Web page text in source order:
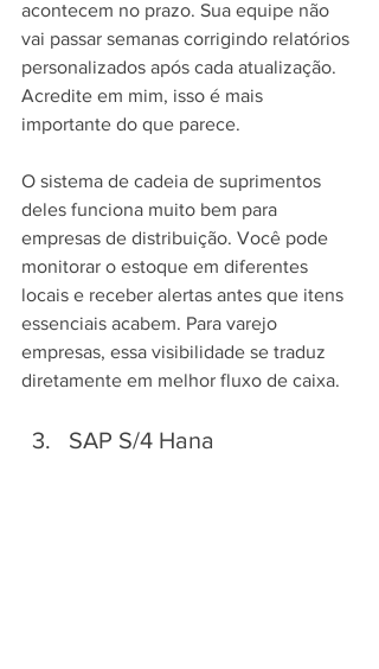
acontecem no prazo. Sua equipe não
vai passar semanas corrigindo relatórios
personalizados após cada atualização.
Acredite em mim, isso é mais
importante do que parece.
O sistema de cadeia de suprimentos
deles funciona muito bem para
empresas de distribuição. Você pode
monitorar o estoque em diferentes
locais e receber alertas antes que itens
essenciais acabem. Para varejo
empresas, essa visibilidade se traduz
diretamente em melhor fluxo de caixa.
SAP S/4 Hana